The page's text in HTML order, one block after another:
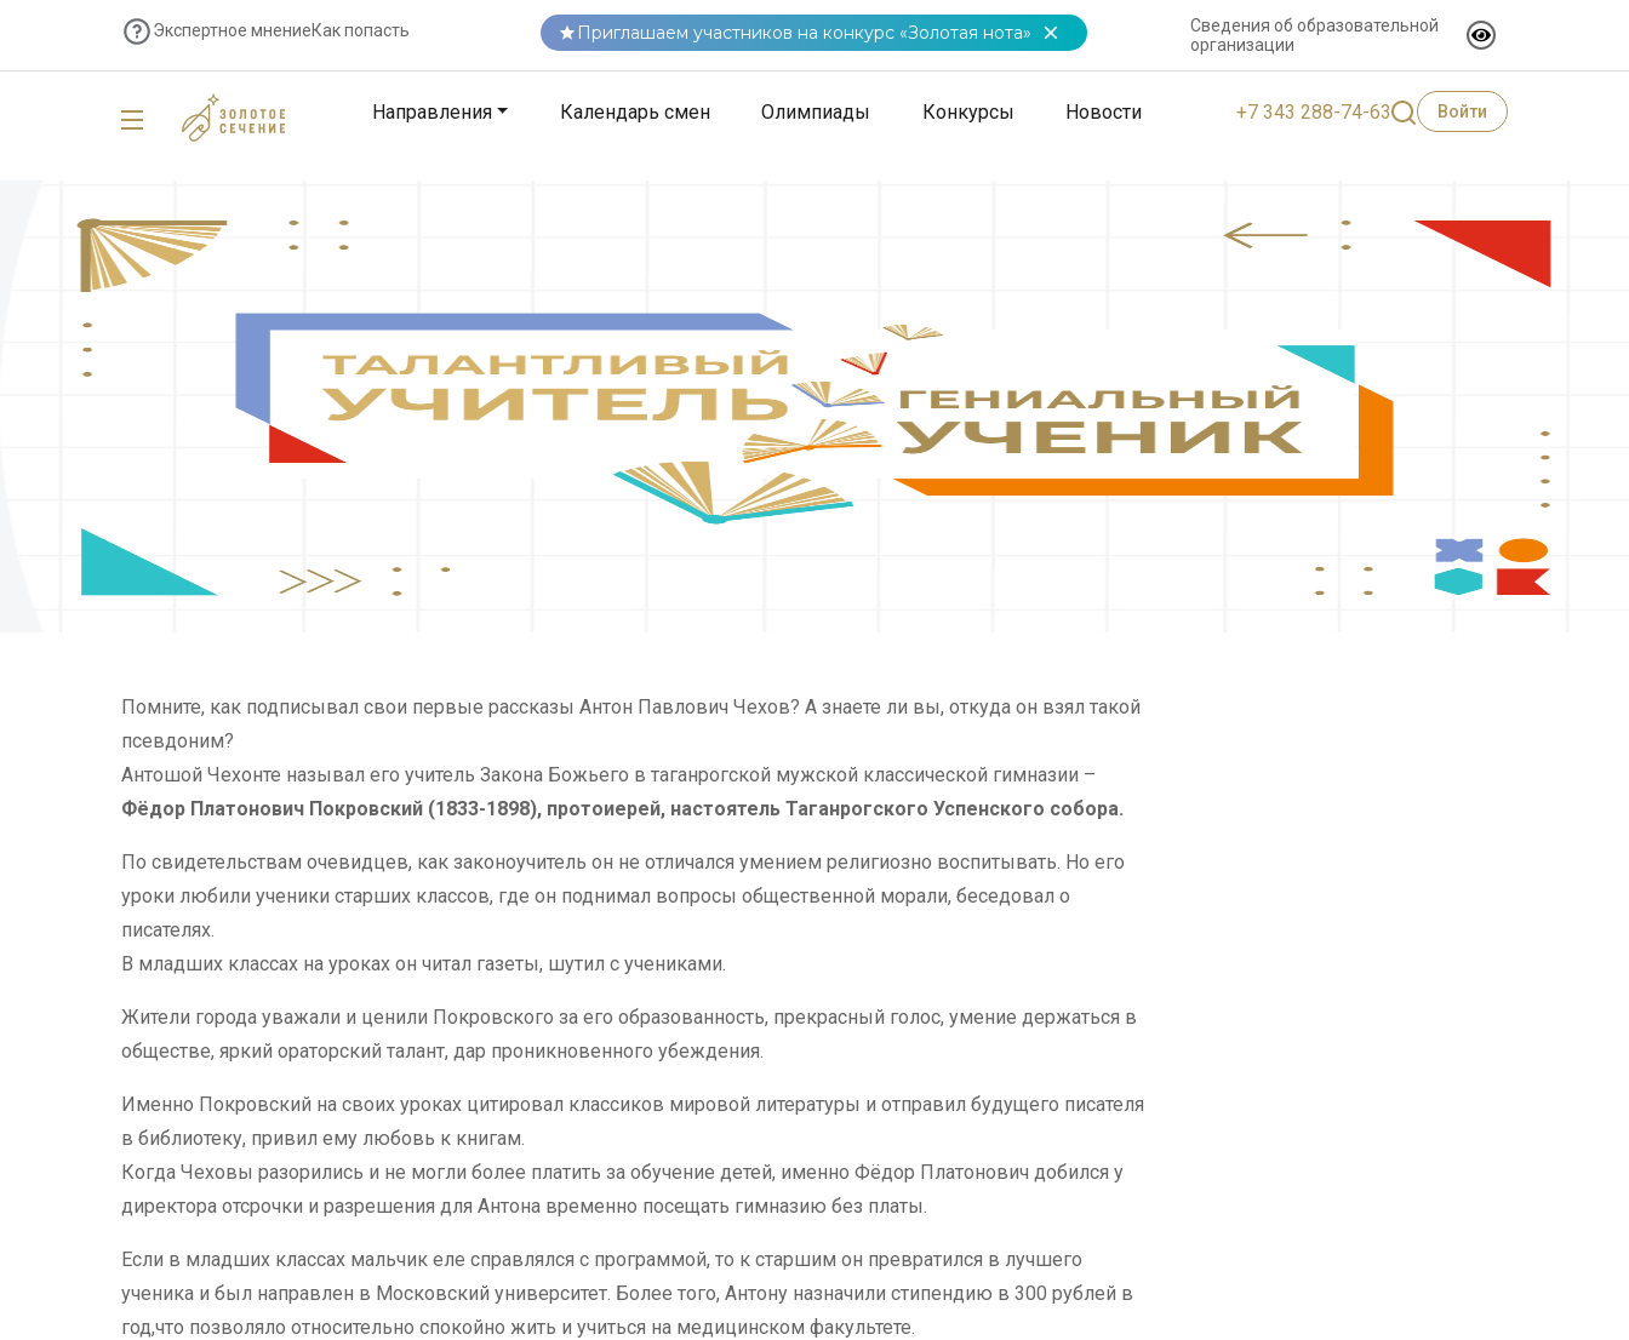
Экспертное мнениеКак попасть Приглашаем участников на конкурс «Золотая нота»
Сведения об образовательной
организации
Направления Календарь смен Олимпиады Конкурсы Новости +7 343 288-74-63 Войти
Главная→Новости Фонда →Открыть талант
Открыть талант
Новости Фонда 3 октября
Помните, как подписывал свои первые рассказы Антон Павлович Чехов? А знаете ли вы, откуда он взял такой
псевдоним?
Антошой Чехонте называл его учитель Закона Божьего в таганрогской мужской классической гимназии –
Фёдор Платонович Покровский (1833-1898), протоиерей, настоятель Таганрогского Успенского собора.
По свидетельствам очевидцев, как законоучитель он не отличался умением религиозно воспитывать. Но его
уроки любили ученики старших классов, где он поднимал вопросы общественной морали, беседовал о
писателях.
В младших классах на уроках он читал газеты, шутил с учениками.
Жители города уважали и ценили Покровского за его образованность, прекрасный голос, умение держаться в
обществе, яркий ораторский талант, дар проникновенного убеждения.
Именно Покровский на своих уроках цитировал классиков мировой литературы и отправил будущего писателя
в библиотеку, привил ему любовь к книгам.
Когда Чеховы разорились и не могли более платить за обучение детей, именно Фёдор Платонович добился у
директора отсрочки и разрешения для Антона временно посещать гимназию без платы.
Если в младших классах мальчик еле справлялся с программой, то к старшим он превратился в лучшего
ученика и был направлен в Московский университет. Более того, Антону назначили стипендию в 300 рублей в
год,что позволяло относительно спокойно жить и учиться на медицинском факультете.